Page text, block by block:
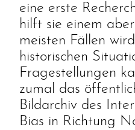
eine erste
hilft sie einem
meisten Fällen
historischen
Fragestellungen
zumal das
Bildarchiv des
Bias in Richtung